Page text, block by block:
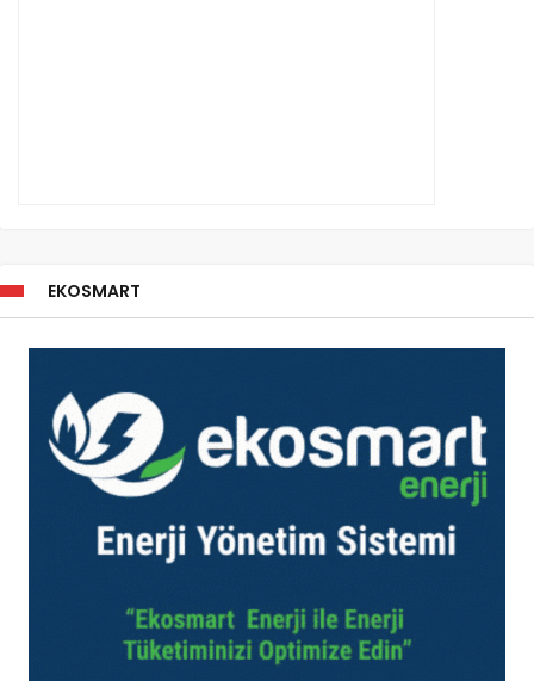
EKOSMART